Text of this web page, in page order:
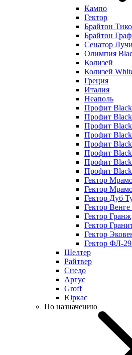
Кампо
Гектор
Брайтон
Брайтон
Сенатор Лучи
Олимпия
Колизей
Колизей
Греция
Италия
Неаполь
Профит
Профит
Профит
Профит
Профит
Профит
Профит
Профит
Гектор
Гектор
Гектор Дуб
Гектор
Гектор Гранж
Гектор
Гектор
Гектор ФЛ-
Шелтер
Райтвер
Снедо
Аргус
Groff
Юркас
По назначению